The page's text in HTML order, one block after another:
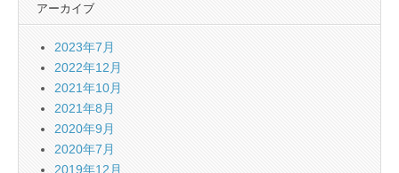
アーカイブ
2023年7月
2022年12月
2021年10月
2021年8月
2020年9月
2020年7月
2019年12月